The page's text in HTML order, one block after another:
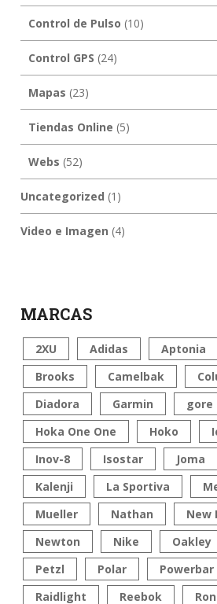
Control de Pulso (10)
Control GPS (24)
Mapas (23)
Tiendas Online (5)
Webs (52)
Uncategorized (1)
Video e Imagen (4)
MARCAS
2XU Adidas Aptonia
Brooks
Camelbak
Diadora
Garmin gore
Hoka One One
Hoko
Inov-8
Isostar Joma
Kalenji
La Sportiva
Mueller
Nathan
New
Newton
Nike Oakley
Petzl
Polar Powerbar
Raidlight
Reebok